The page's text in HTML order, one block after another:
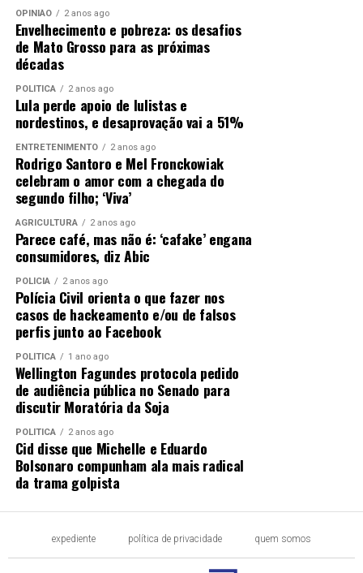
OPINIÃO 2 anos ago
Envelhecimento e pobreza: os desafios
de Mato Grosso para as próximas
décadas
POLÍTICA 2 anos ago
Lula perde apoio de lulistas e
nordestinos, e desaprovação vai a 51%
ENTRETENIMENTO 2 anos ago
Rodrigo Santoro e Mel Fronckowiak
celebram o amor com a chegada do
segundo filho; ‘Viva’
AGRICULTURA 2 anos ago
Parece café, mas não é: ‘cafake’ engana
consumidores, diz Abic
POLÍCIA 2 anos ago
Polícia Civil orienta o que fazer nos
casos de hackeamento e/ou de falsos
perfis junto ao Facebook
POLÍTICA 1 ano ago
Wellington Fagundes protocola pedido
de audiência pública no Senado para
discutir Moratória da Soja
POLÍTICA 2 anos ago
Cid disse que Michelle e Eduardo
Bolsonaro compunham ala mais radical
da trama golpista
expediente política de privacidade quem somos